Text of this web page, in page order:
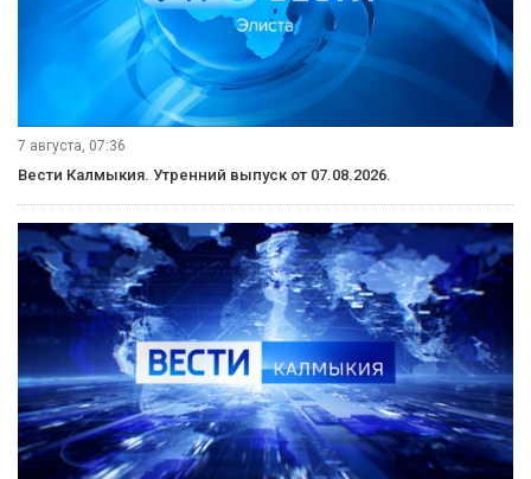
7 августа, 07:36
Вести Калмыкия. Утренний выпуск от 07.08.2026.